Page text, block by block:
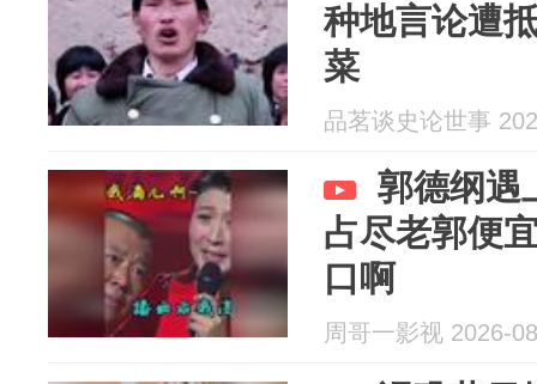
种地言论遭
菜
品茗谈史论世事
郭德纲遇
占尽老郭便
口啊
周哥一影视 2026-